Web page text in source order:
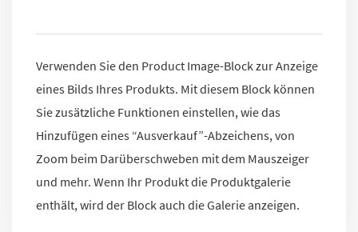
Verwenden Sie den Product Image-Block zur Anzeige
eines Bilds Ihres Produkts. Mit diesem Block können
Sie zusätzliche Funktionen einstellen, wie das
Hinzufügen eines “Ausverkauf”-Abzeichens, von
Zoom beim Darüberschweben mit dem Mauszeiger
und mehr. Wenn Ihr Produkt die Produktgalerie
enthält, wird der Block auch die Galerie anzeigen.